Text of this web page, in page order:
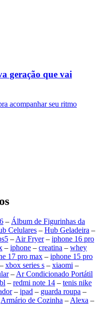
geração que vai
acompanhar seu ritmo
– Álbum de Figurinhas da
Celulares – Hub Geladeira –
–Air Fryer– iphone 16 pro
– iphone – creatina – whey
17 pro max – iphone 15 pro
– xbox series s – xiaomi –
–Ar Condicionado Portátil
– redmi note 14 – tenis nike
– ipad – guarda roupa –
Armário de Cozinha –Alexa –